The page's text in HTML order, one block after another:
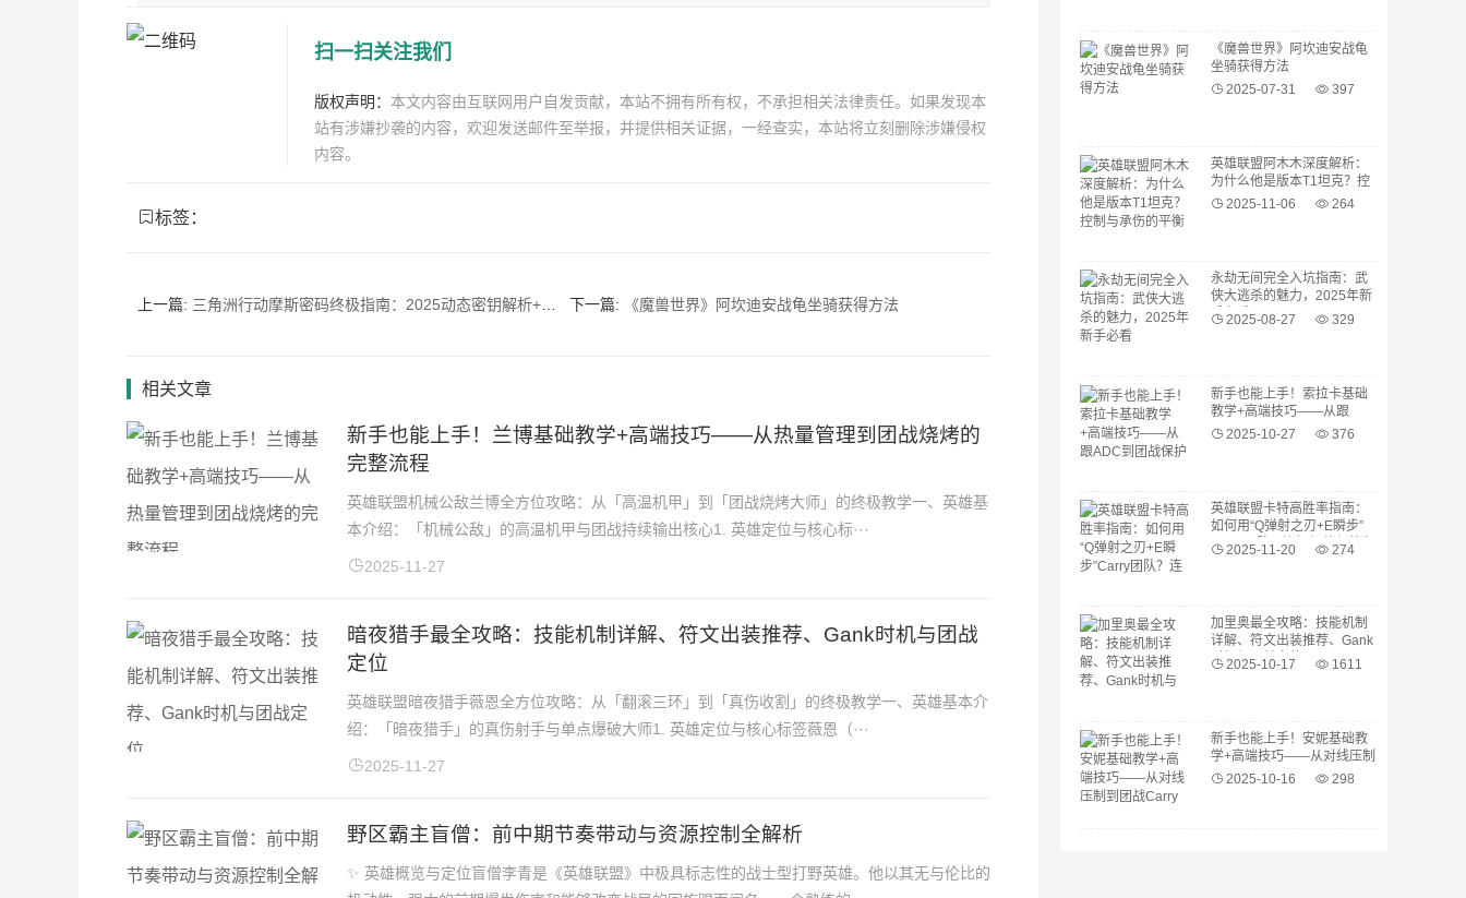
扫一扫关注我们
版权声明： 本文内容由互联网用户自发贡献，本站不拥有所有权，不承担相关法律责任。如果发现本
站有涉嫌抄袭的内容，欢迎发送邮件至举报，并提供相关证据，一经查实，本站将立刻删除涉嫌侵权
内容。
标签：
上一篇: 三角洲行动摩斯密码终极指南：2025动态密钥解析+4大密码门破译技巧 下一篇: 《魔兽世界》阿坎迪安战龟坐骑获得方法
相关文章
新手也能上手！兰博基础教学+高端技巧——从热量管理到团战烧烤的
完整流程
英雄联盟机械公敌兰博全方位攻略：从「高温机甲」到「团战烧烤大师」的终极教学一、英雄基
本介绍：「机械公敌」的高温机甲与团战持续输出核心1. 英雄定位与核心标···
2025-11-27
暗夜猎手最全攻略：技能机制详解、符文出装推荐、Gank时机与团战
定位
英雄联盟暗夜猎手薇恩全方位攻略：从「翻滚三环」到「真伤收割」的终极教学一、英雄基本介
绍：「暗夜猎手」的真伤射手与单点爆破大师1. 英雄定位与核心标签薇恩（···
2025-11-27
野区霸主盲僧：前中期节奏带动与资源控制全解析
✨ 英雄概览与定位盲僧李青是《英雄联盟》中极具标志性的战士型打野英雄。他以其无与伦比的
《魔兽世界》阿坎迪安战龟
坐骑获得方法
2025-07-31
397
英雄联盟阿木木深度解析：
为什么他是版本T1坦克？控
制与承伤的平衡之道
2025-11-06 264
永劫无间完全入坑指南：武
侠大逃杀的魅力，2025年新
手必看
2025-08-27 329
新手也能上手！索拉卡基础
教学+高端技巧——从跟
ADC到团战保护的完整流程
2025-10-27 376
英雄联盟卡特高胜率指南：
如何用“Q弹射之刃+E瞬步”
Carry团队？连招细节与装备
2025-11-20 274
加里奥最全攻略：技能机制
详解、符文出装推荐、Gank
时机与团战定位
2025-10-17 1611
新手也能上手！安妮基础教
学+高端技巧——从对线压制
到团战Carry的完整流程
2025-10-16 298